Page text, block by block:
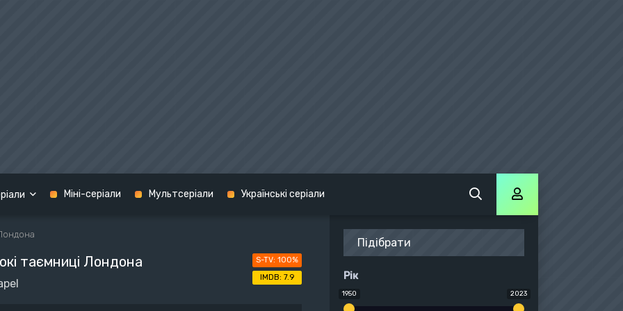
таємниці Лондона
100%
7.9
Підібрати
Рік
1950 2023
Мелодрама
США
Міні-серіали Мультсеріали Українські серіали